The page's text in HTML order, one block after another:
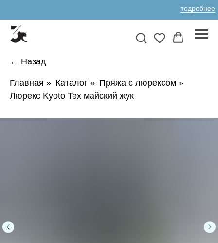
подробнее
← Назад
Главная » Каталог » Пряжа с люрексом »
Люрекс Kyoto Tex майский жук